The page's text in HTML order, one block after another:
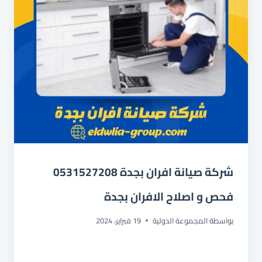
شركة صيانة افران بجدة 0531527208
فحص و اصلاح الافران بجدة
بواسطةالمجموعة الدولية 19 فبراير، 2024